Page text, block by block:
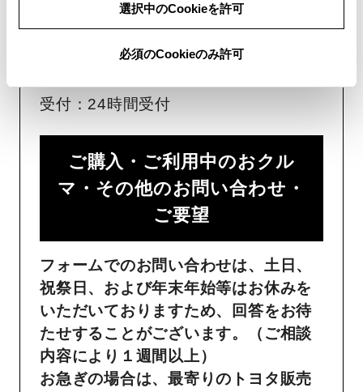
選択中のCookieを許可
必須のCookieのみ許可
受付：24時間受付
ご購入・ご利用中のおクル
マ・その他のお問い合わせ・
ご要望​
フォームでのお問い合わせは、土日、
祝祭日、および年末年始等はお休みを
いただいておりますため、回答をお待
たせすることがございます。（ご相談
内容により１週間以上）
お急ぎの場合は、最寄りのトヨタ販売